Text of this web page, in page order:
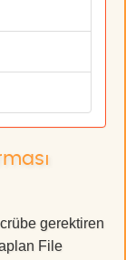
gerektiren
File